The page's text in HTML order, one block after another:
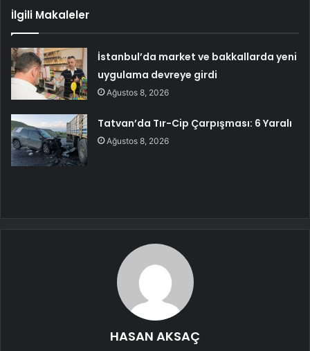
İlgili Makaleler
İstanbul’da market ve bakkallarda yeni
uygulama devreye girdi
Ağustos 8, 2026
Tatvan’da Tır-Cip Çarpışması: 6 Yaralı
Ağustos 8, 2026
HASAN AKSAÇ